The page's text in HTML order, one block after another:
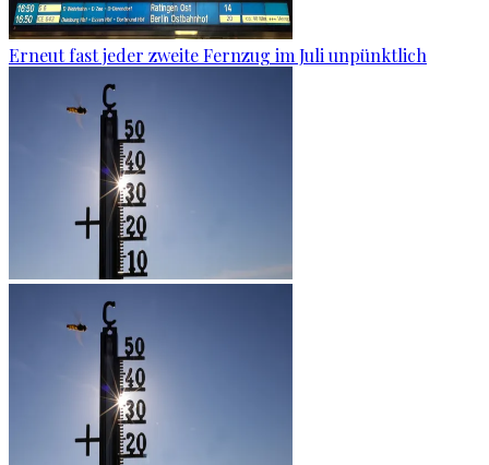
Erneut fast jeder zweite Fernzug im Juli unpünktlich